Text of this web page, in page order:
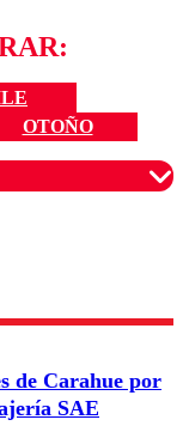
OTOÑO
un
de Carahue por
SAE